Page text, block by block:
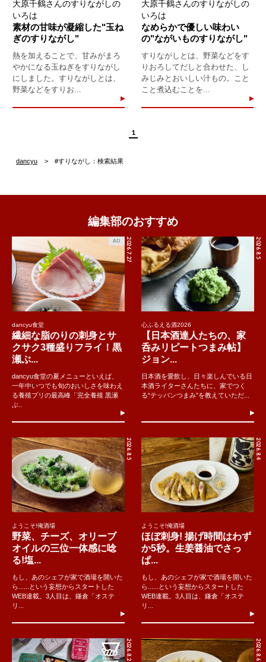
大原千鶴さんのすりながしの
いろは
素材の甘味が凝縮した"玉ね
ぎのすりながし"
熱を加えることで、甘みがまろ
やかになる玉ねぎをすりながし
にしました。すりながしとは、
野菜などをすりお...
大原千鶴さんのすりながしの
いろは
なめらかで優しい味わい
の"ながいものすりながし"
すりながしとは、野菜などをす
りおろしてだしと合わせた、し
みじみとおいしい汁もの。こと
こと煮込むことを...
1
dancyu #すりながし：検索結果
編集部のおすすめ
2026.7.27
AD
dancyu食堂
繊細な脂のりの刺身とサ
クサク3種盛りフライ！黒
瀬ぶ...
dancyu食堂の夏メニューといえば、
一年中いつでも旬のおいしさを味わえ
る養殖ブリの最高峰「完全養殖 黒瀬
ぶ..
2026.8.5
心ふるえる酒2026
【日本酒達人たちの、家
呑みリピートつまみ帖】
ジョン...
日本酒を愛飲し、日々楽しんでいる日
本酒ライターさんたちに、家でつく
る“テッパンつまみ”を教えていただ...
2026.8.5
ようこそ!俺酒場
野菜、チーズ、オリーブ
オイルの三位一体感に唸
る!塩...
もし、あのシェフが家で酒場を開いた
ら......という妄想からスタートした
WEB連載。3人目は、鎌倉「オステ
リ...
2026.8.4
ようこそ!俺酒場
ほぼ刺身! 揚げ時間はわず
か5秒。生姜醤油でさっ
ぱ...
もし、あのシェフが家で酒場を開いた
ら......という妄想からスタートした
WEB連載。3人目は、鎌倉「オステ
リ...
2026.8.2 2026.8.6